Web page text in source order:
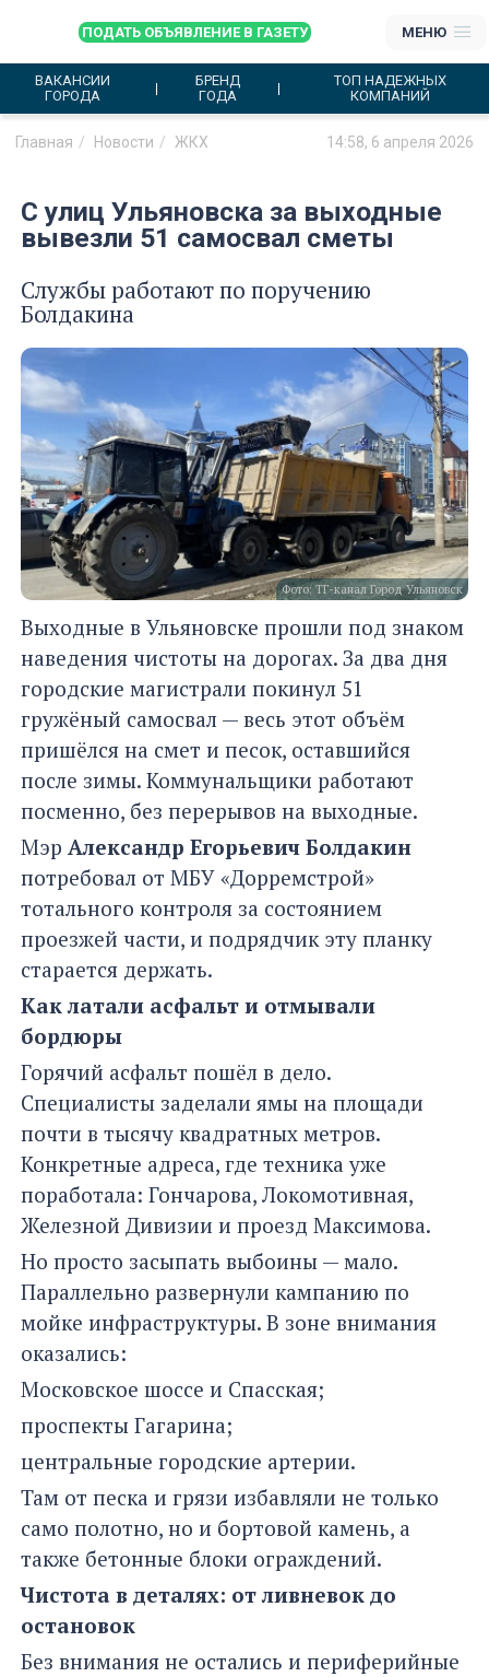
ПОДАТЬ ОБЪЯВЛЕНИЕ В ГАЗЕТУ МЕНЮ
ВАКАНСИИ
ГОРОДА
БРЕНД
ГОДА
ТОП НАДЕЖНЫХ
КОМПАНИЙ
Главная Новости ЖКХ 14:58, 6 апреля 2026
С улиц Ульяновска за выходные
вывезли 51 самосвал сметы
Службы работают по поручению
Болдакина
Фото: ТГ-канал Город Ульяновск
Выходные в Ульяновске прошли под знаком
наведения чистоты на дорогах. За два дня
городские магистрали покинул 51
гружёный самосвал — весь этот объём
пришёлся на смет и песок, оставшийся
после зимы. Коммунальщики работают
посменно, без перерывов на выходные.
Мэр Александр Егорьевич Болдакин
потребовал от МБУ «Дорремстрой»
тотального контроля за состоянием
проезжей части, и подрядчик эту планку
старается держать.
Как латали асфальт и отмывали
бордюры
Горячий асфальт пошёл в дело.
Специалисты заделали ямы на площади
почти в тысячу квадратных метров.
Конкретные адреса, где техника уже
поработала: Гончарова, Локомотивная,
Железной Дивизии и проезд Максимова.
Но просто засыпать выбоины — мало.
Параллельно развернули кампанию по
мойке инфраструктуры. В зоне внимания
оказались:
Московское шоссе и Спасская;
проспекты Гагарина;
центральные городские артерии.
Там от песка и грязи избавляли не только
само полотно, но и бортовой камень, а
также бетонные блоки ограждений.
Чистота в деталях: от ливневок до
остановок
Без внимания не остались и периферийные